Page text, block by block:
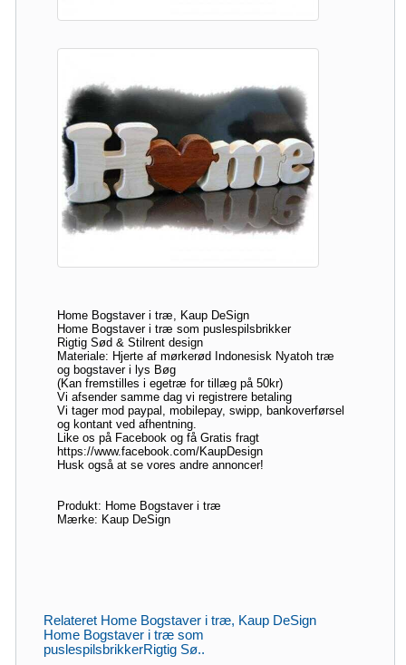
Home Bogstaver i træ, Kaup DeSign
Home Bogstaver i træ som puslespilsbrikker
Rigtig Sød & Stilrent design
Materiale: Hjerte af mørkerød Indonesisk Nyatoh træ
og bogstaver i lys Bøg
(Kan fremstilles i egetræ for tillæg på 50kr)
Vi afsender samme dag vi registrere betaling
Vi tager mod paypal, mobilepay, swipp, bankoverførsel
og kontant ved afhentning.
Like os på Facebook og få Gratis fragt
https://www.facebook.com/KaupDesign
Husk også at se vores andre annoncer!
Produkt: Home Bogstaver i træ
Mærke: Kaup DeSign
Relateret Home Bogstaver i træ, Kaup DeSign
Home Bogstaver i træ som
puslespilsbrikkerRigtig Sø..